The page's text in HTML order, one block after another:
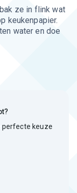
ze in flink wat
keukenpapier.
water en doe
perfecte keuze